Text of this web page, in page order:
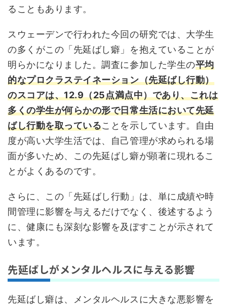
ることもあります。
スウェーデンで行われた今回の研究では、大学生
の多くがこの「先延ばし癖」を抱えていることが
明らかになりました。調査に参加した学生の平均
的なプロクラステイネーション（先延ばし行動）
のスコアは、12.9（25点満点中）であり、これは
多くの学生が何らかの形で日常生活において先延
ばし行動を取っていることを示しています。自由
度が高い大学生活では、自己管理が求められる場
面が多いため、この先延ばし癖が顕著に現れるこ
とがよくあるのです。
さらに、この「先延ばし行動」は、単に成績や時
間管理に影響を与えるだけでなく、後述するよう
に、健康にも深刻な影響を及ぼすことが示されて
います。
先延ばしがメンタルヘルスに与える影響
先延ばし癖は、メンタルヘルスに大きな悪影響を